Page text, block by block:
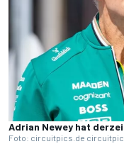
Adrian Newey hat
Foto: circuitpics.de